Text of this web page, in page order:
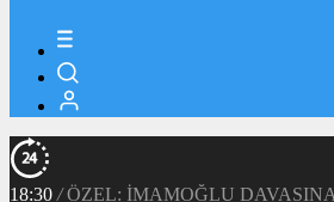
18:30 / ÖZEL: İMAMOĞLU